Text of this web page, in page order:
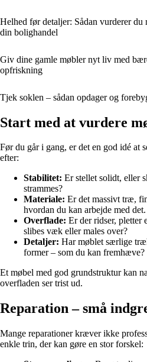
Helhed før detaljer: Sådan vurderer
din bolighandel
Giv dine gamle møbler nyt liv med
opfriskning
Tjek soklen – sådan opdager og
Start med at vurdere
Før du går i gang, er det en god idé at
efter:
Stabilitet: Er stellet solidt, eller
strammes?
Materiale: Er det massivt træ,
hvordan du kan arbejde med det.
Overflade: Er der ridser, pletter
slibes væk eller males over?
Detaljer: Har møblet særlige
former – som du kan fremhæve?
Et møbel med god grundstruktur kan
overfladen ser trist ud.
Reparation – små
Mange reparationer kræver ikke
enkle trin, der kan gøre en stor forskel: